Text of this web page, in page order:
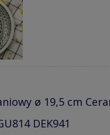
ø 19,5 cm
DEK941